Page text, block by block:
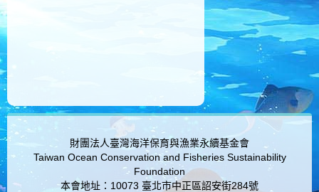
love porn amateur sex hd porn free 3 xxx moblie porn
財團法人臺灣海洋保育與漁業永續基金會
Taiwan Ocean Conservation and Fisheries Sustainability
Foundation
本會地址：10073 臺北市中正區詔安街284號